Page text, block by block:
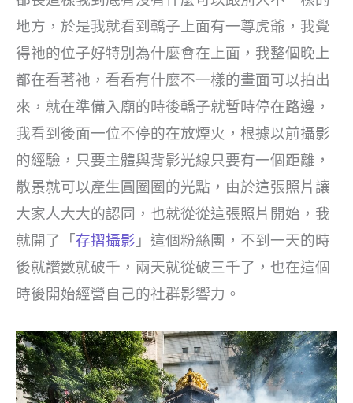
地方，於是我就看到轎子上面有一尊虎爺，我覺
得祂的位子好特別為什麼會在上面，我整個晚上
都在看著祂，看看有什麼不一樣的畫面可以拍出
來，就在準備入廟的時後轎子就暫時停在路邊，
我看到後面一位不停的在放煙火，根據以前攝影
的經驗，只要主體與背影光線只要有一個距離，
散景就可以產生圓圈圈的光點，由於這張照片讓
大家人大大的認同，也就從從這張照片開始，我
就開了「 存摺攝影 」這個粉絲團，不到一天的時
後就讚數就破千，兩天就從破三千了，也在這個
時後開始經營自己的社群影響力。